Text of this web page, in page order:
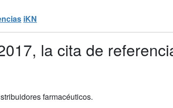
iKN
la cita de
farmacéuticos.